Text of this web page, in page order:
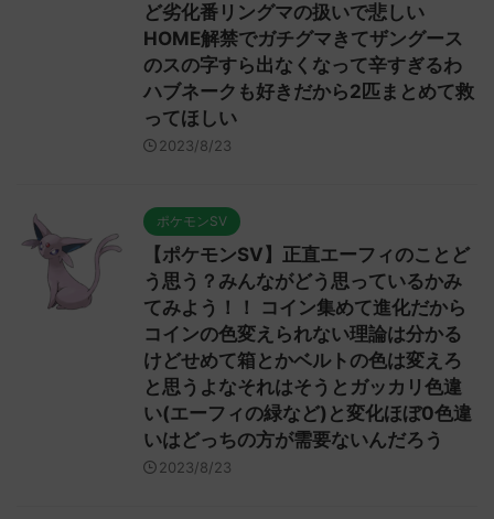
ど劣化番リングマの扱いで悲しい
HOME解禁でガチグマきてザングース
のスの字すら出なくなって辛すぎるわ
ハブネークも好きだから2匹まとめて救
ってほしい
2023/8/23
ポケモンSV
【ポケモンSV】正直エーフィのことど
う思う？みんながどう思っているかみ
てみよう！！ コイン集めて進化だから
コインの色変えられない理論は分かる
けどせめて箱とかベルトの色は変えろ
と思うよなそれはそうとガッカリ色違
い(エーフィの緑など)と変化ほぼ0色違
いはどっちの方が需要ないんだろう
2023/8/23